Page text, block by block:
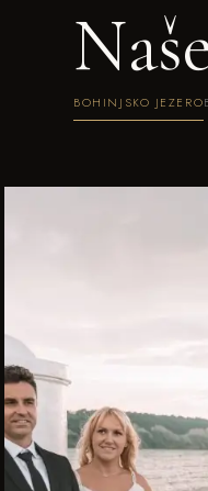
Naše
BOHINJSKO JEZERO